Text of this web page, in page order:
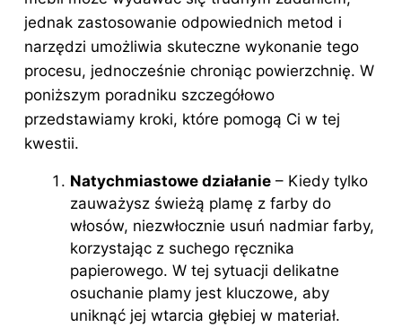
jednak zastosowanie odpowiednich metod i
narzędzi umożliwia skuteczne wykonanie tego
procesu, jednocześnie chroniąc powierzchnię. W
poniższym poradniku szczegółowo
przedstawiamy kroki, które pomogą Ci w tej
kwestii.
Natychmiastowe działanie – Kiedy tylko
zauważysz świeżą plamę z farby do
włosów, niezwłocznie usuń nadmiar farby,
korzystając z suchego ręcznika
papierowego. W tej sytuacji delikatne
osuchanie plamy jest kluczowe, aby
uniknąć jej wtarcia głębiej w materiał.